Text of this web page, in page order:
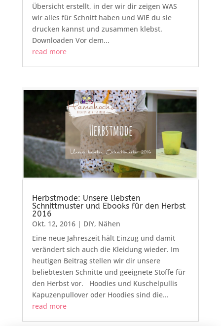
Übersicht erstellt, in der wir dir zeigen WAS
wir alles für Schnitt haben und WIE du sie
drucken kannst und zusammen klebst.
Downloaden Vor dem...
read more
Herbstmode: Unsere liebsten
Schnittmuster und Ebooks für den Herbst
2016
Okt. 12, 2016| DIY, Nähen
Eine neue Jahreszeit hält Einzug und damit
verändert sich auch die Kleidung wieder. Im
heutigen Beitrag stellen wir dir unsere
beliebtesten Schnitte und geeignete Stoffe für
den Herbst vor. Hoodies und Kuschelpullis
Kapuzenpullover oder Hoodies sind die...
read more